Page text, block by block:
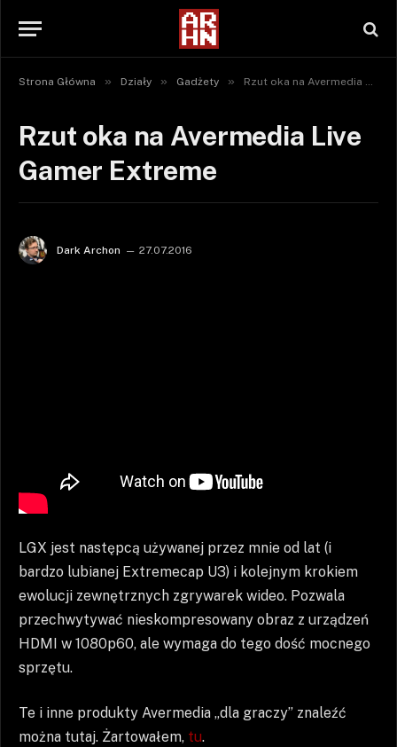
Strona Główna » Działy » Gadżety » Rzut oka na Avermedia Live Gamer Extreme
Rzut oka na Avermedia Live
Gamer Extreme
Dark Archon 27.07.2016
LGX jest następcą używanej przez mnie od lat (i
bardzo lubianej Extremecap U3) i kolejnym krokiem
ewolucji zewnętrznych zgrywarek wideo. Pozwala
przechwytywać nieskompresowany obraz z urządzeń
HDMI w 1080p60, ale wymaga do tego dość mocnego
sprzętu.
Te i inne produkty Avermedia „dla graczy” znaleźć
można tutaj. Żartowałem, tu.